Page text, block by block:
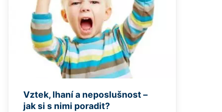
Vztek, lhaní a neposlušnost –
jak si s nimi poradit?